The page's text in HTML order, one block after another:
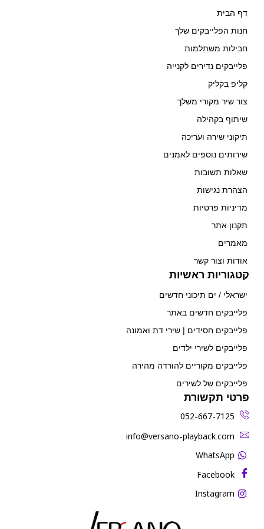
דף הבית
חנות הפלייבקים שלך
חבילות משתלמות
פלייבקים נדירים לקנייה
קליפ בקליק
צור שיר מקורי משלך
שיתוף בקהילה
תיקוני שירה ועריכה
שירותים נוספים לאמנים
שאלות תשובות
הצהרת נגישות
מדיניות פרטיות
תקנון אתר
מאמרים
אודות וצור קשר
קטגוריות ראשיות
ישראלי / ים תיכוני חדשים
פלייבקים חדשים באתר
פלייבקים חסידים | שירי דת ואמונה
פלייבקים לשירי ילדים
פלייבקים מקוריים להורדה מהירה
פלייבקים של לשירים
פרטי תקשורת
052-667-7125
‫info@versano-playback.com‬
WhatsApp
Facebook
Instagram